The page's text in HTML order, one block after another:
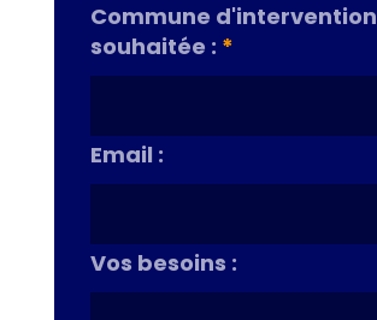
Commune d'intervention
souhaitée : *
Email :
Vos besoins :